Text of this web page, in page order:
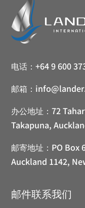
电话：+64 9 600
邮箱：
办公地址：72
Takapuna,
邮寄地址： PO Box
Auckland 1142,
邮件联系我们